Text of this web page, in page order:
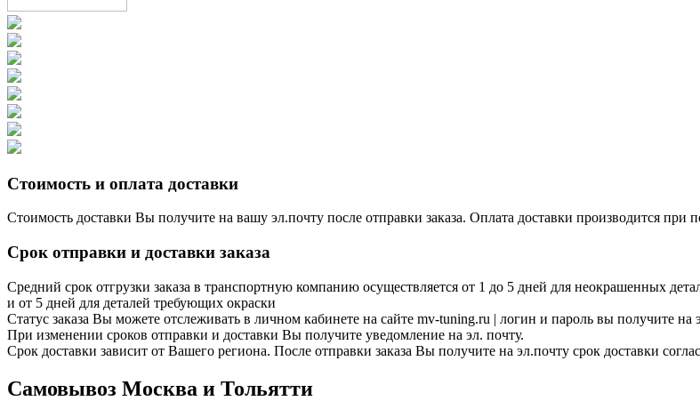
Стоимость и оплата доставки
Стоимость доставки Вы получите на вашу эл.почту после отправки заказа. Оплата доставки производится при
Срок отправки и доставки заказа
Средний срок отгрузки заказа в транспортную компанию осуществляется от 1 до 5 дней для неокрашенных
и от 5 дней для деталей требующих окраски
Статус заказа Вы можете отслеживать в личном кабинете на сайте mv-tuning.ru | логин и пароль вы получите на
При изменении сроков отправки и доставки Вы получите уведомление на эл. почту.
Срок доставки зависит от Вашего региона. После отправки заказа Вы получите на эл.почту срок доставки
Самовывоз Москва и Тольятти